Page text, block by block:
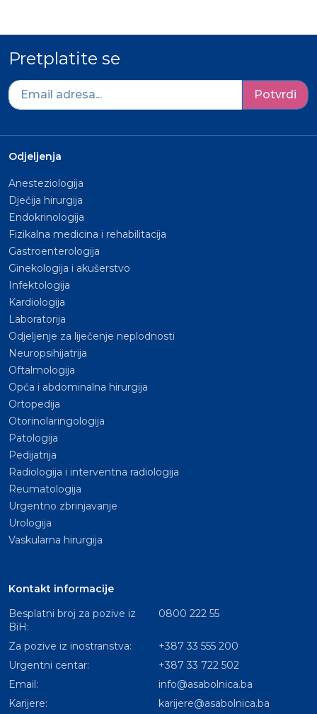
Pretplatite se
Potvrdi
Odjeljenja
Anesteziologija
Dječija hirurgija
Endokrinologija
Fizikalna medicina i rehabilitacija
Gastroenterologija
Ginekologija i akušerstvo
Infektologija
Kardiologija
Laboratorija
Odjeljenje za liječenje neplodnosti
Neuropsihijatrija
Oftalmologija
Opća i abdominalna hirurgija
Ortopedija
Otorinolaringologija
Patologija
Pedijatrija
Radiologija i interventna radiologija
Reumatologija
Urgentno zbrinjavanje
Urologija
Vaskularna hirurgija
Kontakt informacije
Besplatni broj za pozive iz
BiH:
0800 222 55
Za pozive iz inostranstva:
+387 33 555 200
Urgentni centar:
+387 33 722 502
Email:
info@asabolnica.ba
Karijere:
karijere@asabolnica.ba